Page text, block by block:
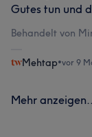
Gutes tun und
Behandelt von
Mehtap•vor 9
Mehr